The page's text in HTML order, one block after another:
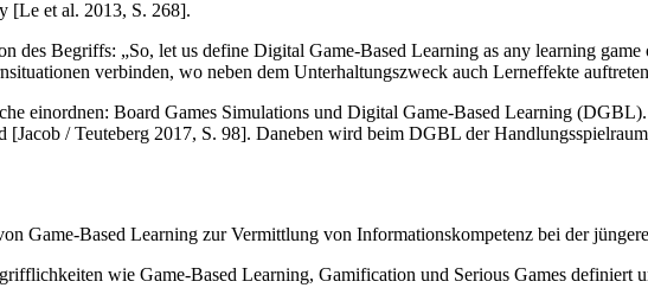
[Le et al. 2013, S. 268].
des Begriffs: „So, let us define Digital Game-Based Learning as any learning
verbinden, wo neben dem Unterhaltungszweck auch Lerneffekte
einordnen: Board Games Simulations und Digital Game-Based Learning
[Jacob / Teuteberg 2017, S. 98]. Daneben wird beim DGBL der
Game-Based Learning zur Vermittlung von Informationskompetenz bei der
wie Game-Based Learning, Gamification und Serious Games definiert